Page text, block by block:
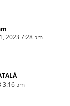
2023 7:28 pm
3:16 pm